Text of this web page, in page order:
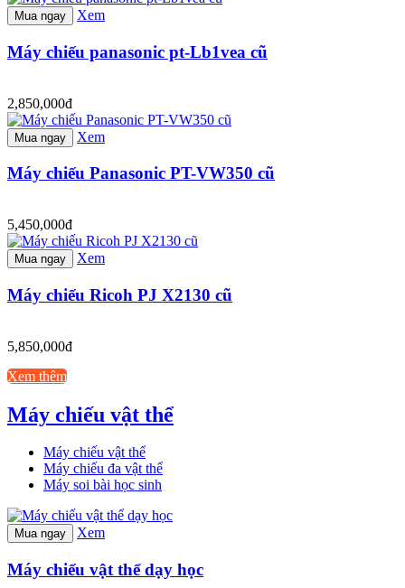
Mua ngay Xem
Máy chiếu panasonic pt-Lb1vea cũ
2,850,000đ
Mua ngay Xem
Máy chiếu Panasonic PT-VW350 cũ
5,450,000đ
Mua ngay Xem
Máy chiếu Ricoh PJ X2130 cũ
5,850,000đ
Xem thêm
Máy chiếu vật thể
Máy chiếu vật thể
Máy chiếu đa vật thể
Máy soi bài học sinh
Mua ngay Xem
Máy chiếu vật thể dạy học